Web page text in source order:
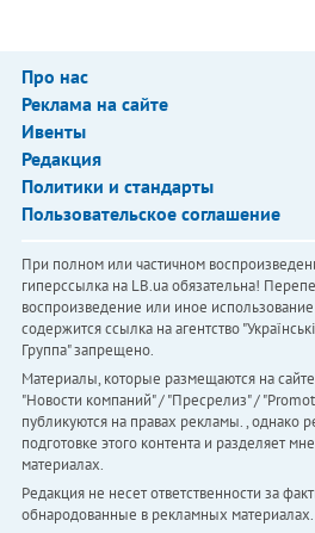
Про нас
Реклама на сайте
Ивенты
Редакция
Политики и стандарты
Пользовательское соглашение
При полном или частичном
гиперссылка на LB.ua обязательна!
воспроизведение или иное
содержится ссылка на агентство
Группа" запрещено.
Материалы, которые размещаются на
"Новости компаний" / "Пресрелиз" /
публикуются на правах рекламы. , однако
подготовке этого контента и разделяет
материалах.
Редакция не несет ответственности за
обнародованные в рекламных